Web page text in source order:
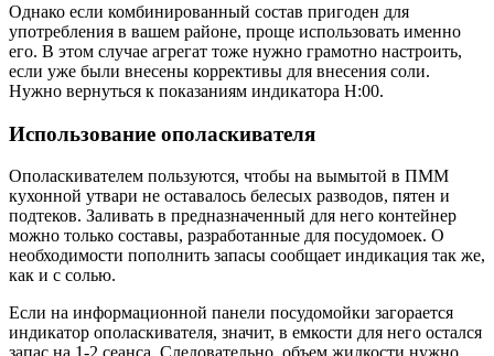
Однако если комбинированный состав пригоден для
употребления в вашем районе, проще использовать именно
его. В этом случае агрегат тоже нужно грамотно настроить,
если уже были внесены коррективы для внесения соли.
Нужно вернуться к показаниям индикатора Н:00.
Использование ополаскивателя
Ополаскивателем пользуются, чтобы на вымытой в ПММ
кухонной утвари не оставалось белесых разводов, пятен и
подтеков. Заливать в предназначенный для него контейнер
можно только составы, разработанные для посудомоек. О
необходимости пополнить запасы сообщает индикация так же,
как и с солью.
Если на информационной панели посудомойки загорается
индикатор ополаскивателя, значит, в емкости для него остался